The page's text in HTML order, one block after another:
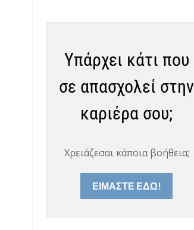
Υπάρχει κάτι που
σε απασχολεί στην
καριέρα σου;
Χρειάζεσαι κάποια βοήθεια;
ΕΙΜΑΣΤΕ ΕΔΩ!